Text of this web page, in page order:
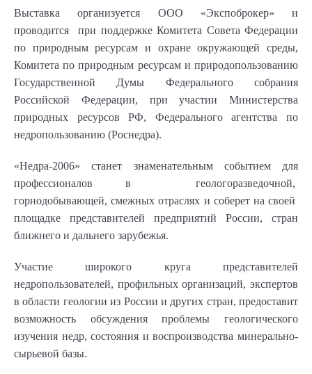
Выставка организуется ООО «Экспоброкер» и
проводится при поддержке Комитета Совета Федерации
по природным ресурсам и охране окружающей среды,
Комитета по природным ресурсам и природопользованию
Государственной Думы Федерального собрания
Российской Федерации, при участии Министерства
природных ресурсов РФ, Федерального агентства по
недропользованию (Роснедра).
«Недра-2006» станет знаменательным событием для
профессионалов в геологоразведочной,
горнодобывающей, смежных отраслях и соберет на своей
площадке представителей предприятий России, стран
ближнего и дальнего зарубежья.
Участие широкого круга представителей
недропользователей, профильных организаций, экспертов
в области геологии из России и других стран, предоставит
возможность обсуждения проблемы геологического
изучения недр, состояния и воспроизводства минерально-
сырьевой базы.